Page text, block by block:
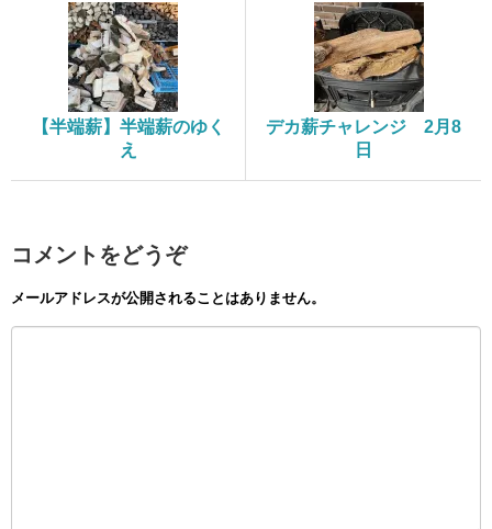
【半端薪】半端薪のゆく
え
デカ薪チャレンジ 2月8
日
コメントをどうぞ
メールアドレスが公開されることはありません。